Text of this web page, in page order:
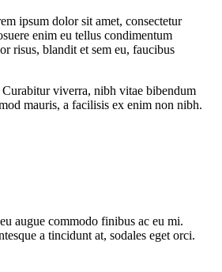
ipsum dolor sit amet, consectetur
enim eu tellus condimentum
risus, blandit et sem eu, faucibus
viverra, nibh vitae bibendum
mauris, a facilisis ex enim non nibh.
augue commodo finibus ac eu mi.
a tincidunt at, sodales eget orci.